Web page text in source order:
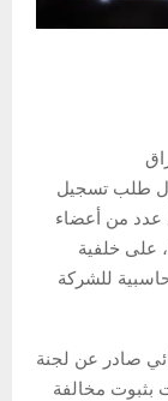
طلب تسجيل
عدد من أعضاء
على خلفية
للشركة
صادر عن لجنة
بثبوت مخالفة